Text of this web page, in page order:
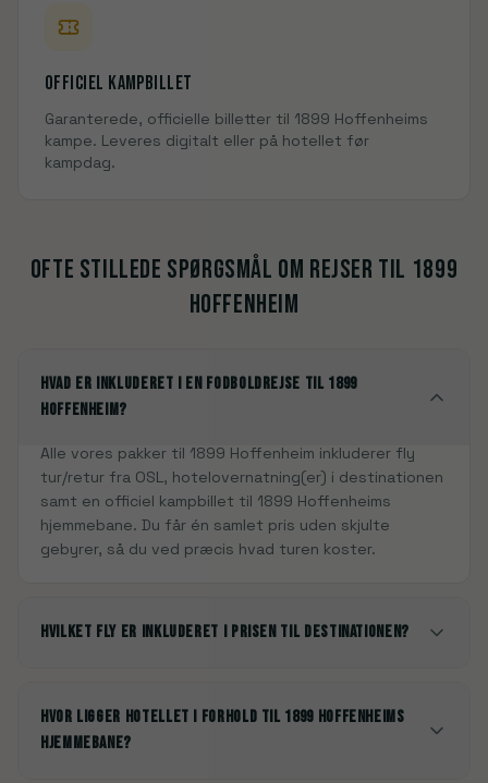
Officiel kampbillet
Garanterede, officielle billetter til 1899 Hoffenheims
kampe. Leveres digitalt eller på hotellet før
kampdag.
Ofte stillede spørgsmål om rejser til 1899
Hoffenheim
Hvad er inkluderet i en fodboldrejse til 1899
Hoffenheim?
Alle vores pakker til 1899 Hoffenheim inkluderer fly
tur/retur fra OSL, hotelovernatning(er) i destinationen
samt en officiel kampbillet til 1899 Hoffenheims
hjemmebane. Du får én samlet pris uden skjulte
gebyrer, så du ved præcis hvad turen koster.
Hvilket fly er inkluderet i prisen til destinationen?
Hvor ligger hotellet i forhold til 1899 Hoffenheims
hjemmebane?